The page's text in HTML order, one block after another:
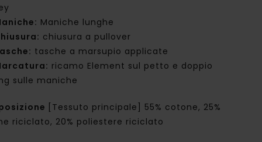
Maniche lunghe
chiusura a pullover
tasche a marsupio applicate
ricamo Element sul petto e doppio
sulle maniche
[Tessuto principale] 55% cotone, 25%
riciclato, 20% poliestere riciclato